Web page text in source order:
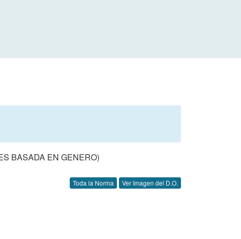
BASADA EN GENERO)
Toda la Norma Ver Imagen del D.O.